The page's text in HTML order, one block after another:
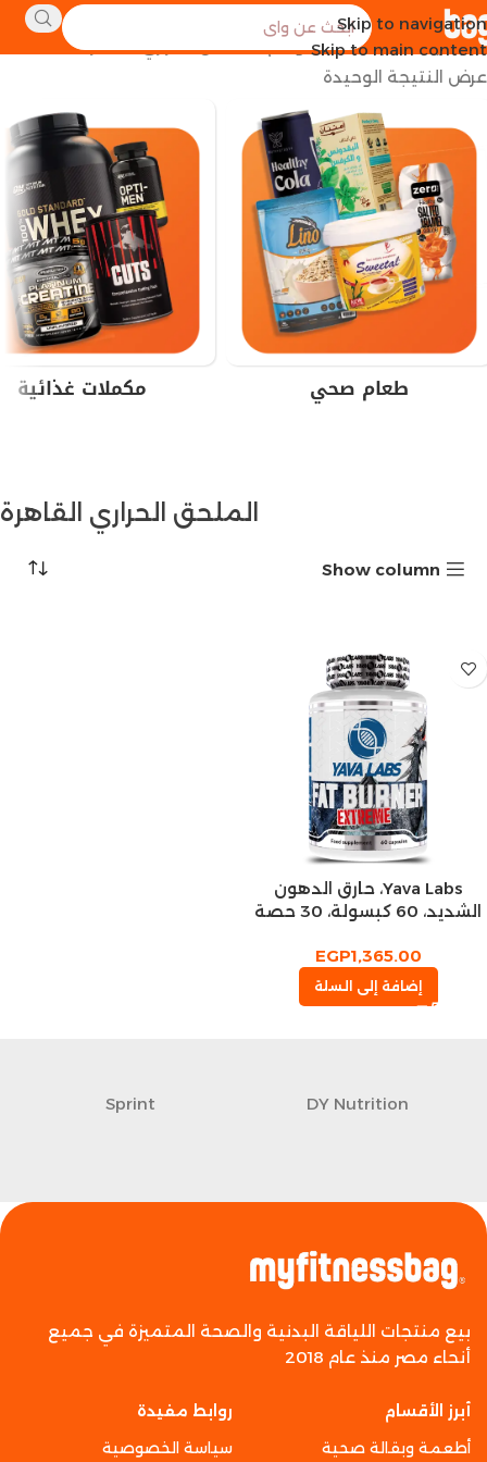
Skip to navigation
Skip to main content
الرئيسية منتجات تحت الوسم “الملحق الحراري القاهرة”
عرض النتيجة الوحيدة
طعام صحي مكملات غذائية
الملحق الحراري القاهرة
Show column
Yava Labs، حارق الدهون
الشديد، 60 كبسولة، 30 حصة
EGP1,365.00
إضافة إلى السلة
DY Nutrition
Sprint
بيع منتجات اللياقة البدنية والصحة المتميزة في جميع
أنحاء مصر منذ عام 2018
أبرز الأقسام
أطعمة وبقالة صحية
روابط مفيدة
سياسة الخصوصية